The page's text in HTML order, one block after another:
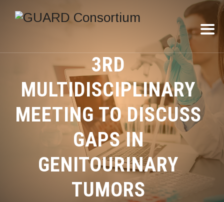
3RD
MULTIDISCIPLINARY
MEETING TO DISCUSS
GAPS IN
GENITOURINARY
TUMORS